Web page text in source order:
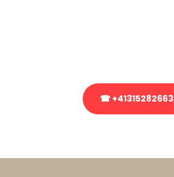
☎ +41315282663